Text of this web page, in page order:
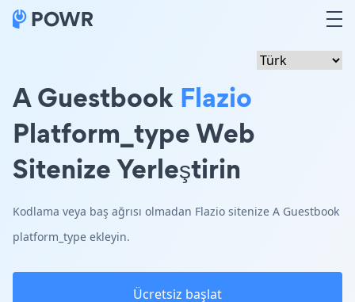
A Guestbook Flazio
Platform_type Web
Sitenize Yerleştirin
Kodlama veya baş ağrısı olmadan Flazio sitenize A Guestbook
platform_type ekleyin.
Ücretsiz başlat